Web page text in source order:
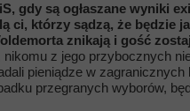
gdy są ogłaszane wyniki
ci, którzy sądzą, że będzie
znikają i gość
z jego przybocznych nie
pieniądze w
przegranych wyborów,